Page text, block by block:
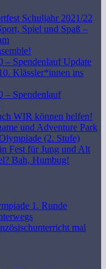
Schuljahr 2021/22
Spiel und Spaß –
– Spendenlauf Update
Klässler*innen ins
– Spendenlauf
WIR können helfen!
und Adventure Park
(2. Stufe)
Fest für Jung und Alt
Bah, Humbug!
1. Runde
mal